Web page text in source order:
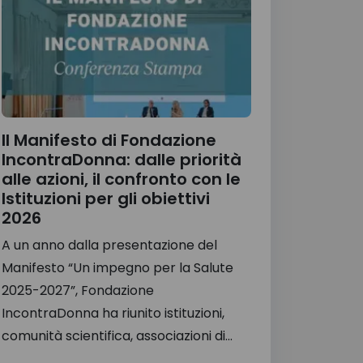
Il Manifesto di Fondazione
IncontraDonna: dalle priorità
alle azioni, il confronto con le
Istituzioni per gli obiettivi
2026
A un anno dalla presentazione del
Manifesto “Un impegno per la Salute
2025-2027”, Fondazione
IncontraDonna ha riunito istituzioni,
comunità scientifica, associazioni di...